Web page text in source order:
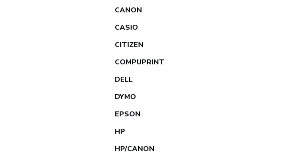
CANON
CASIO
CITIZEN
COMPUPRINT
DELL
DYMO
EPSON
HP
HP/CANON